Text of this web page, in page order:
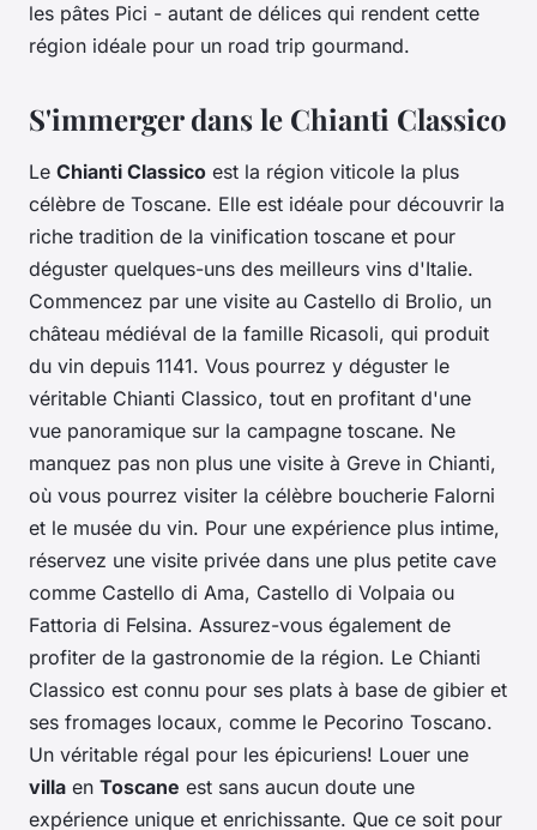
les pâtes Pici - autant de délices qui rendent cette
région idéale pour un road trip gourmand.
S'immerger dans le Chianti Classico
Le Chianti Classico est la région viticole la plus
célèbre de Toscane. Elle est idéale pour découvrir la
riche tradition de la vinification toscane et pour
déguster quelques-uns des meilleurs vins d'Italie.
Commencez par une visite au Castello di Brolio, un
château médiéval de la famille Ricasoli, qui produit
du vin depuis 1141. Vous pourrez y déguster le
véritable Chianti Classico, tout en profitant d'une
vue panoramique sur la campagne toscane. Ne
manquez pas non plus une visite à Greve in Chianti,
où vous pourrez visiter la célèbre boucherie Falorni
et le musée du vin. Pour une expérience plus intime,
réservez une visite privée dans une plus petite cave
comme Castello di Ama, Castello di Volpaia ou
Fattoria di Felsina. Assurez-vous également de
profiter de la gastronomie de la région. Le Chianti
Classico est connu pour ses plats à base de gibier et
ses fromages locaux, comme le Pecorino Toscano.
Un véritable régal pour les épicuriens! Louer une
villa en Toscane est sans aucun doute une
expérience unique et enrichissante. Que ce soit pour